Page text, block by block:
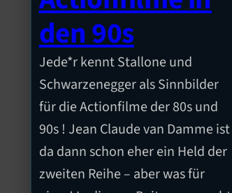
den 90s
Jede*r kennt Stallone und
Schwarzenegger als Sinnbilder
für die Actionfilme der 80s und
90s ! Jean Claude van Damme ist
da dann schon eher ein Held der
zweiten Reihe – aber was für